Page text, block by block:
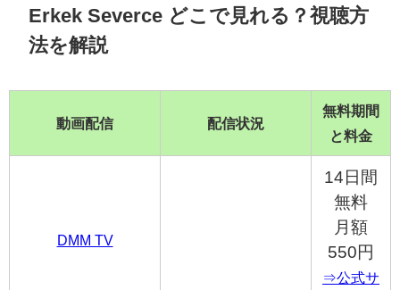
Erkek Severce どこで見れる？視聴方
法を解説
動画配信 配信状況
無料期間
と料金
DMM TV
14日間
無料
月額
550円
⇒公式サ